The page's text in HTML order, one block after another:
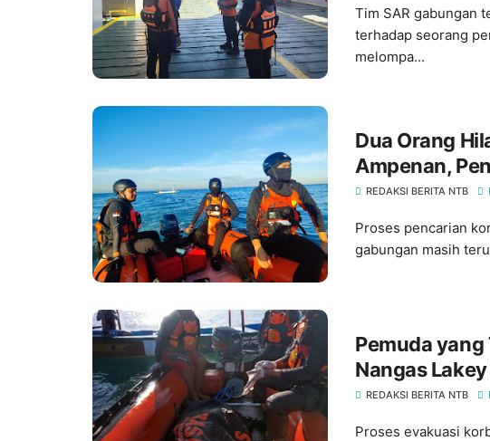
Tim SAR gabungan
terhadap seorang
melompa...
Dua Orang
Ampenan,
REDAKSI BERITA NTB
Proses pencarian
gabungan masih
Pemuda
Nangas
REDAKSI BERITA NTB
Proses evakuasi